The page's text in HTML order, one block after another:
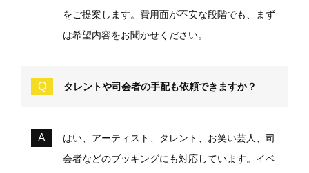
をご提案します。費用面が不安な段階でも、まず
は希望内容をお聞かせください。
タレントや司会者の手配も依頼できますか？
はい、アーティスト、タレント、お笑い芸人、司
会者などのブッキングにも対応しています。イベ